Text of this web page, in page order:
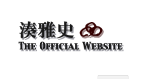
湊雅史オフィシャル・
Masafumi
OFFICIAL
ウェブサイトです